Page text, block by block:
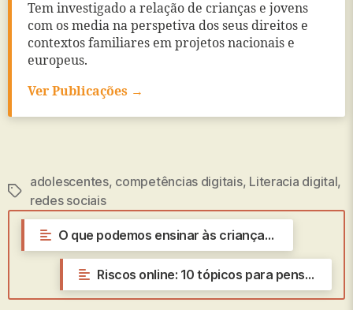
Tem investigado a relação de crianças e jovens
com os media na perspetiva dos seus direitos e
contextos familiares em projetos nacionais e
europeus.
Ver Publicações →
Etiquetas
adolescentes, competências digitais, Literacia digital,
redes sociais
O que podemos ensinar às crianças sobre jornalismo?
Riscos online: 10 tópicos para pensar sobre o problema